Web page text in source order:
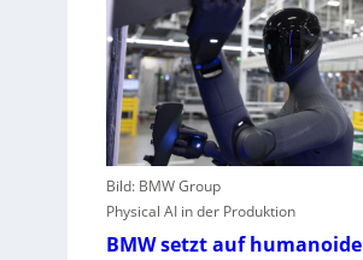
E
U
-
M
a
s
c
n
e
n
u
t
z
t
e
C
l
o
Bild: BMW Group
Physical AI in der Produktion
BMW setzt auf humanoide